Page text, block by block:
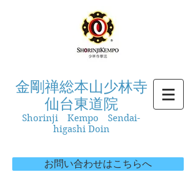
金剛禅総本山少林寺
仙台東道院
Shorinji Kempo Sendai-
higashi Doin
お問い合わせはこちらへ